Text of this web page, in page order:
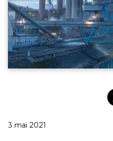
Publié
3 mai 2021